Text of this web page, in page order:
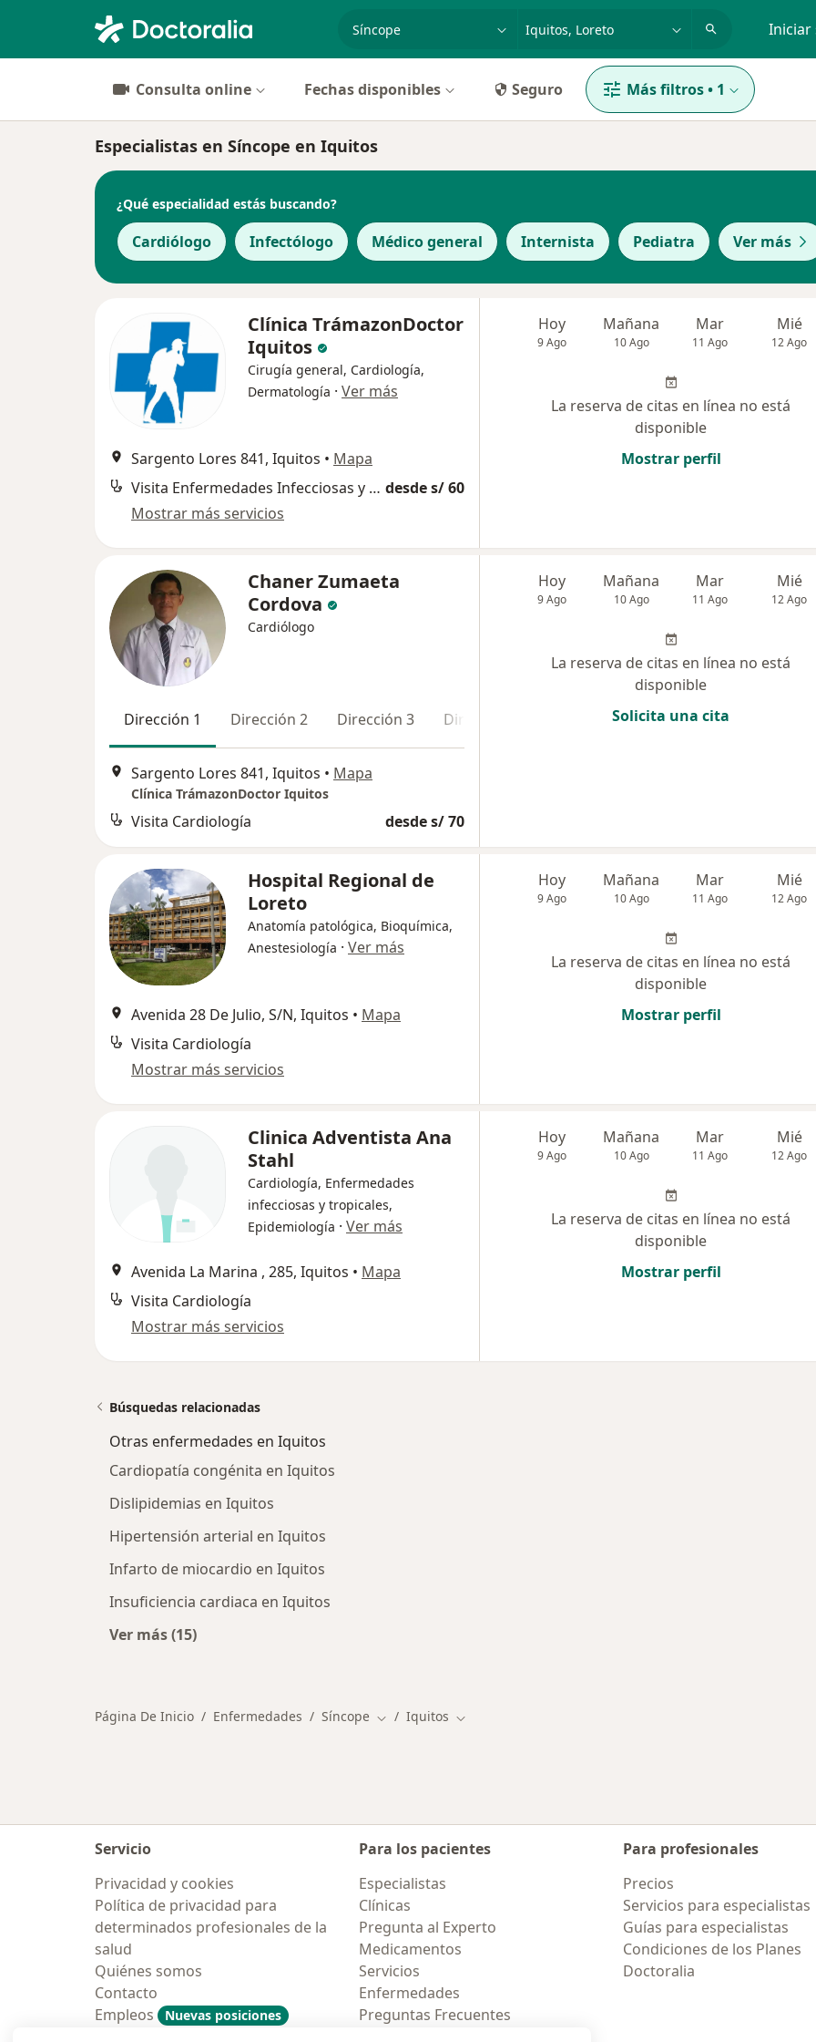
especialidad, enfermedad o nombre Iniciar
Consulta online Fechas disponibles Seguro Más filtros• 1
Especialistas en Síncope en Iquitos
¿Qué especialidad estás buscando?
Cardiólogo Infectólogo Médico general Internista Pediatra Ver más
Clínica TrámazonDoctor
Iquitos
Cirugía general, Cardiología,
Dermatología · Ver más
Sargento Lores 841, Iquitos • Mapa
Visita Enfermedades Infecciosas y Tropicales desde s/ 60
Mostrar más servicios
Hoy
9 Ago
Mañana
10 Ago
Mar
11 Ago
Mié
12 Ago
La reserva de citas en línea no está
disponible
Mostrar perfil
Chaner Zumaeta
Cordova
Cardiólogo
Dirección 1 Dirección 2 Dirección 3 Dirección 4
Sargento Lores 841, Iquitos • Mapa
Clínica TrámazonDoctor Iquitos
Visita Cardiología desde s/ 70
Hoy
9 Ago
Mañana
10 Ago
Mar
11 Ago
Mié
12 Ago
La reserva de citas en línea no está
disponible
Solicita una cita
Hospital Regional de
Loreto
Anatomía patológica, Bioquímica,
Anestesiología · Ver más
Avenida 28 De Julio, S/N, Iquitos • Mapa
Visita Cardiología
Mostrar más servicios
Hoy
9 Ago
Mañana
10 Ago
Mar
11 Ago
Mié
12 Ago
La reserva de citas en línea no está
disponible
Mostrar perfil
Clinica Adventista Ana
Stahl
Cardiología, Enfermedades
infecciosas y tropicales,
Epidemiología · Ver más
Avenida La Marina , 285, Iquitos • Mapa
Visita Cardiología
Mostrar más servicios
Hoy
9 Ago
Mañana
10 Ago
Mar
11 Ago
Mié
12 Ago
La reserva de citas en línea no está
disponible
Mostrar perfil
Búsquedas relacionadas
Otras enfermedades en Iquitos
Cardiopatía congénita en Iquitos
Dislipidemias en Iquitos
Hipertensión arterial en Iquitos
Infarto de miocardio en Iquitos
Insuficiencia cardiaca en Iquitos
Ver más (15)
Página De Inicio Enfermedades Síncope Cambiar de ciudad
Iquitos Cambiar de ciudad
Servicio
Privacidad y cookies
Política de privacidad para
determinados profesionales de la
salud
Quiénes somos
Contacto
Empleos
Nuevas posiciones
Para los pacientes
Especialistas
Clínicas
Pregunta al Experto
Medicamentos
Servicios
Enfermedades
Preguntas Frecuentes
Para profesionales
Precios
Servicios para especialistas
Guías para especialistas
Condiciones de los Planes
Doctoralia